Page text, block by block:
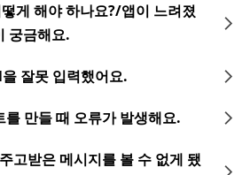
게 해야 하나요?/앱이 느려졌
궁금해요.
잘못 입력했어요.
만들 때 오류가 발생해요.
고받은 메시지를 볼 수 없게 됐